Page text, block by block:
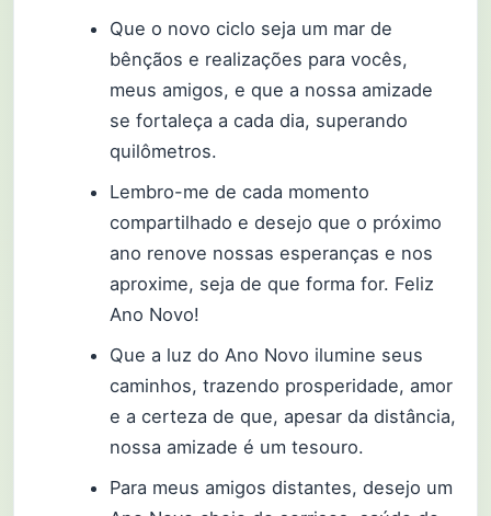
Que o novo ciclo seja um mar de
bênçãos e realizações para vocês,
meus amigos, e que a nossa amizade
se fortaleça a cada dia, superando
quilômetros.
Lembro-me de cada momento
compartilhado e desejo que o próximo
ano renove nossas esperanças e nos
aproxime, seja de que forma for. Feliz
Ano Novo!
Que a luz do Ano Novo ilumine seus
caminhos, trazendo prosperidade, amor
e a certeza de que, apesar da distância,
nossa amizade é um tesouro.
Para meus amigos distantes, desejo um